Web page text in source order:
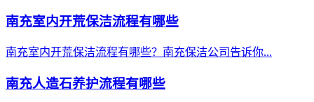
南充室内开荒保洁流程有哪些
南充室内开荒保洁流程有哪些？南充保洁公司告诉你...
南充人造石养护流程有哪些